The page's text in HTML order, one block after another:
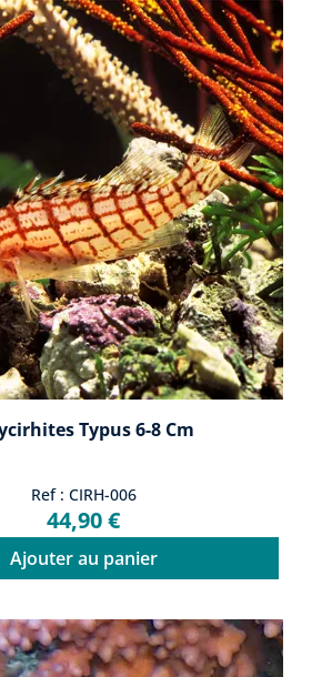
Typus 6-8 Cm
Ref : CIRH-006
44,90 €
Ajouter au panier